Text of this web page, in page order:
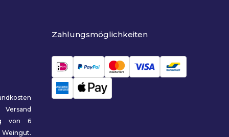
von 6
Zahlungsmöglichkeiten